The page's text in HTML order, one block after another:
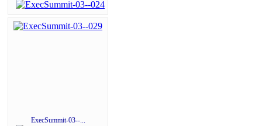
ExecSummit-03--...